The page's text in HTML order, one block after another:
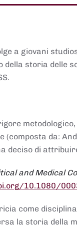
a giovani
storia delle
da:
deciso di
and Medical
10.1080/
come
la storia della